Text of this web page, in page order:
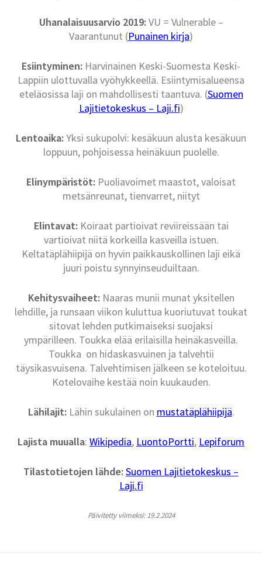
Uhanalaisuusarvio 2019:VU = Vulnerable –
Vaarantunut (Punainen kirja)
Esiintyminen: Harvinainen Keski-Suomesta Keski-
Lappiin ulottuvalla vyöhykkeellä. Esiintymisalueensa
eteläosissa laji on mahdollisesti taantuva. (Suomen
Lajitietokeskus – Laji.fi)
Lentoaika:Yksi sukupolvi: kesäkuun alusta kesäkuun
loppuun, pohjoisessa heinäkuun puolelle.
Elinympäristöt: Puoliavoimet maastot, valoisat
metsänreunat, tienvarret, niityt
Elintavat:Koiraat partioivat reviireissään tai
vartioivat niitä korkeilla kasveilla istuen.
Keltatäplähiipijä on hyvin paikkauskollinen laji eikä
juuri poistu synnyinseuduiltaan.
Kehitysvaiheet:Naaras munii munat yksitellen
lehdille, ja runsaan viikon kuluttua kuoriutuvat toukat
sitovat lehden putkimaiseksi suojaksi
ympärilleen. Toukka elää erilaisilla heinäkasveilla.
Toukka on hidaskasvuinen ja talvehtii
täysikasvuisena. Talvehtimisen jälkeen se koteloituu.
Kotelovaihe kestää noin kuukauden.
Lähilajit:Lähin sukulainen on mustatäplähiipijä.
Lajista muualla: Wikipedia, LuontoPortti, Lepiforum
Tilastotietojen lähde:Suomen Lajitietokeskus –
Laji.fi
Päivitetty viimeksi: 19.2.2024